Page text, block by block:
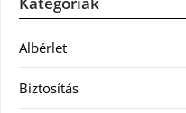
Albérlet
Biztosítás